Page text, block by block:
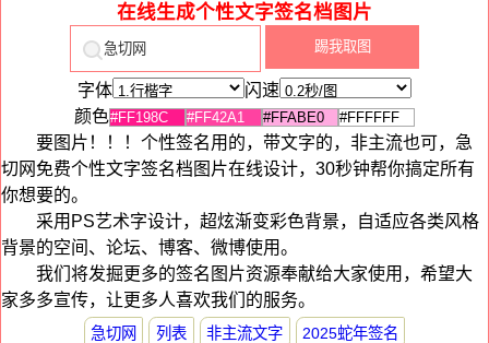
在线生成个性文字签名档图片
字体
闪速
颜色
要图片！！！个性签名用的，带文字的，非主流也可，急
切网免费个性文字签名档图片在线设计，30秒钟帮你搞定所有
你想要的。
采用PS艺术字设计，超炫渐变彩色背景，自适应各类风格
背景的空间、论坛、博客、微博使用。
我们将发掘更多的签名图片资源奉献给大家使用，希望大
家多多宣传，让更多人喜欢我们的服务。
急切网 列表 非主流文字 2025蛇年签名